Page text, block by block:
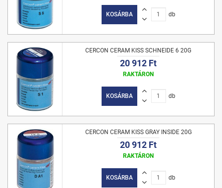
KOSÁRBA db
CERCON CERAM KISS SCHNEIDE 6 20G
20 912 Ft
RAKTÁRON
KOSÁRBA db
CERCON CERAM KISS GRAY INSIDE 20G
20 912 Ft
RAKTÁRON
KOSÁRBA db